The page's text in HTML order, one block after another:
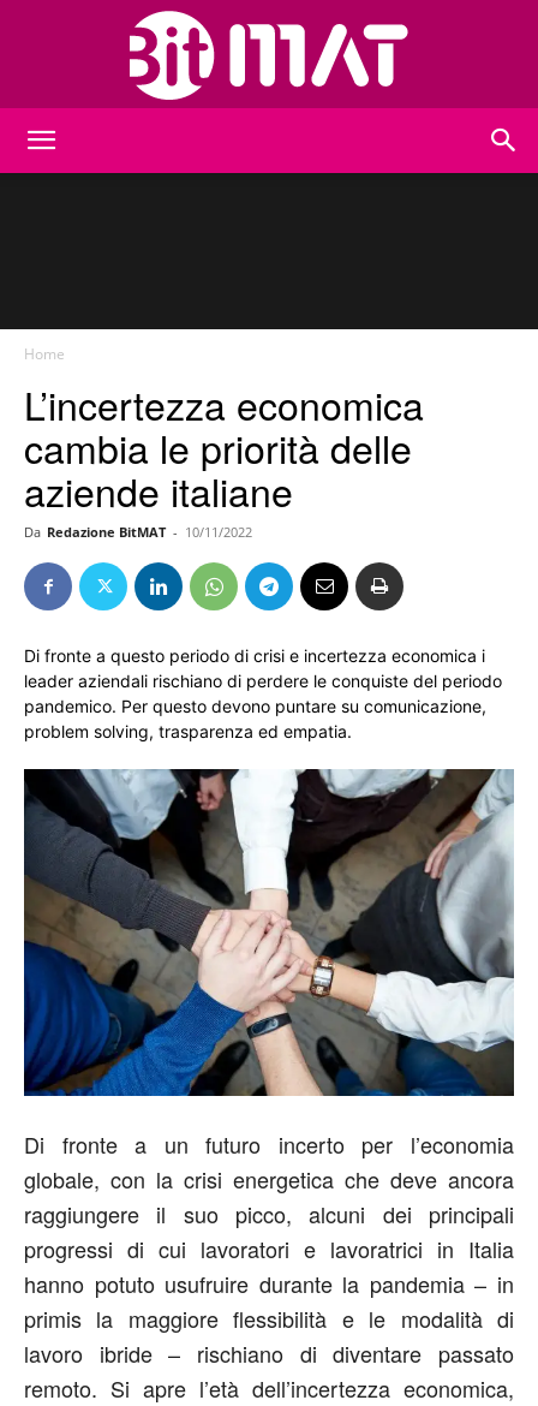
Home
L’incertezza economica
cambia le priorità delle
aziende italiane
Da Redazione BitMAT - 10/11/2022
Di fronte a questo periodo di crisi e incertezza economica i
leader aziendali rischiano di perdere le conquiste del periodo
pandemico. Per questo devono puntare su comunicazione,
problem solving, trasparenza ed empatia.
Di fronte a un futuro incerto per l’economia
globale, con la crisi energetica che deve ancora
raggiungere il suo picco, alcuni dei principali
progressi di cui lavoratori e lavoratrici in Italia
hanno potuto usufruire durante la pandemia – in
primis la maggiore flessibilità e le modalità di
lavoro ibride – rischiano di diventare passato
remoto. Si apre l’età dell’incertezza economica,